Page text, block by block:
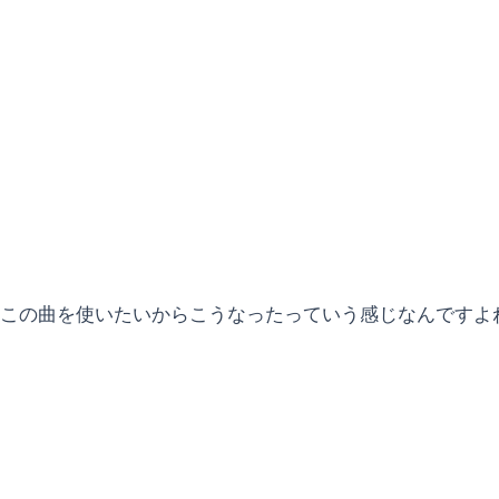
この曲を使いたいからこうなったっていう感じなんですよ